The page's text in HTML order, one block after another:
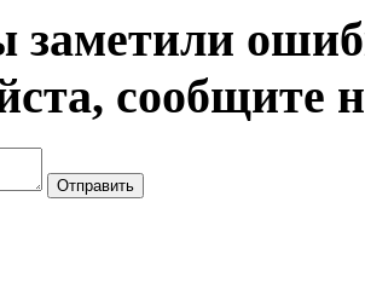
заметили
сообщите
Отправить